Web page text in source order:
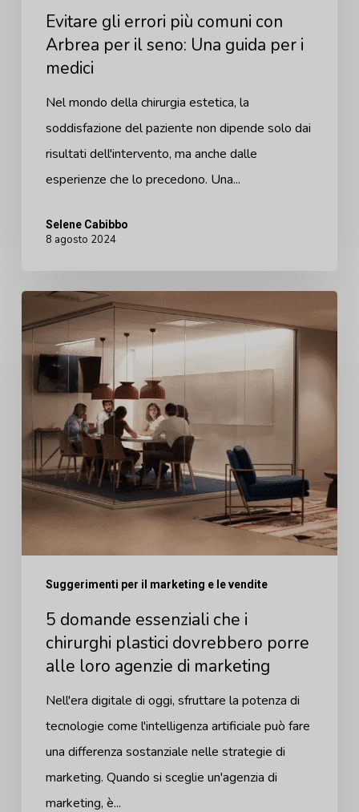
guida
Evitare gli errori più comuni con
Arbrea per il seno: Una guida per i
medici
Nel mondo della chirurgia estetica, la
soddisfazione del paziente non dipende solo dai
risultati dell'intervento, ma anche dalle
esperienze che lo precedono. Una...
Selene Cabibbo
8 agosto 2024
domande
essenziali
che
chirurghi
plastici
dovrebbero
porre
alle
loro
agenzie
marketing
Suggerimenti per il marketing e le vendite
5 domande essenziali che i
chirurghi plastici dovrebbero porre
alle loro agenzie di marketing
Nell'era digitale di oggi, sfruttare la potenza di
tecnologie come l'intelligenza artificiale può fare
una differenza sostanziale nelle strategie di
marketing. Quando si sceglie un'agenzia di
marketing, è...